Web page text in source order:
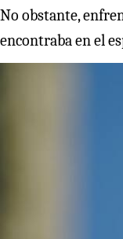
No obstante,
encontraba en el